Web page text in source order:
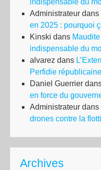
indispensable du
Administrateur dans
en 2025 : pourquoi
Kinski dans
indispensable du
alvarez dans
Perfidie républicaine
Daniel Guerrier
en force du
Administrateur dans
drones contre la
Archives